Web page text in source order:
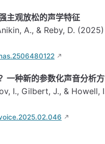
主观放松的声学特征
A., & Reby, D. (2025)
一种新的参数化声音分析
I., Gilbert, J., & Howell,